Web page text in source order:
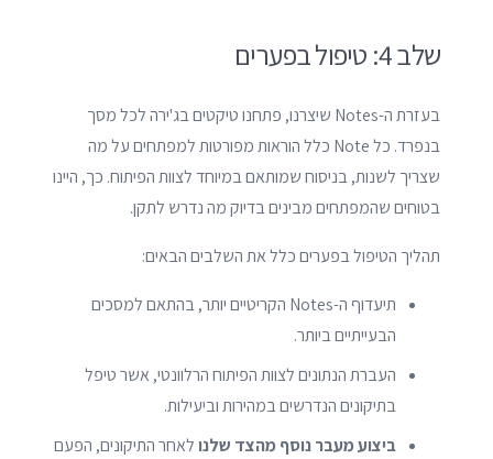
שלב 4: טיפול בפערים
בעזרת ה-Notes שיצרנו, פתחנו טיקטים בג'ירה לכל מסך
בנפרד. כל Note כלל הוראות מפורטות למפתחים על מה
שצריך לשנות, בניסוח שמותאם במיוחד לצוות הפיתוח. כך, היינו
בטוחים שהמפתחים מבינים בדיוק מה נדרש לתקן.
תהליך הטיפול בפערים כלל את השלבים הבאים:
תיעדוף ה-Notes הקריטיים יותר, בהתאם למסכים
הבעייתיים ביותר.
העברת הנתונים לצוות הפיתוח הרלוונטי, אשר טיפל
בתיקונים הנדרשים במהירות וביעילות.
ביצוע מעבר נוסף מהצד שלנו לאחר התיקונים, הפעם